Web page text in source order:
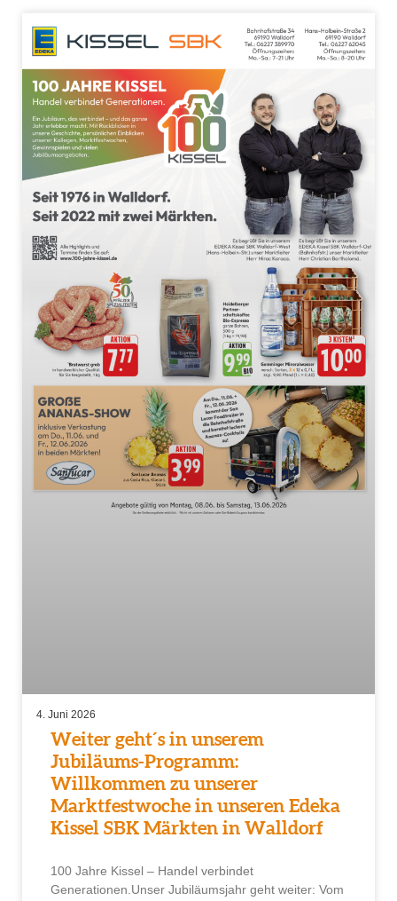
Weiter geht´s in unserem
Jubiläums-Programm:
Willkommen zu unserer
Marktfestwoche in unseren Edeka
Kissel SBK Märkten in Walldorf
100 Jahre Kissel – Handel verbindet
Generationen.Unser Jubiläumsjahr geht weiter: Vom
4. Juni 2026